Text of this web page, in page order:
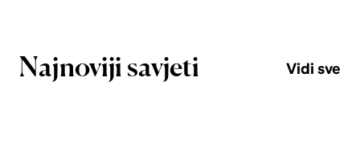
Najnoviji savjeti Vidi sve